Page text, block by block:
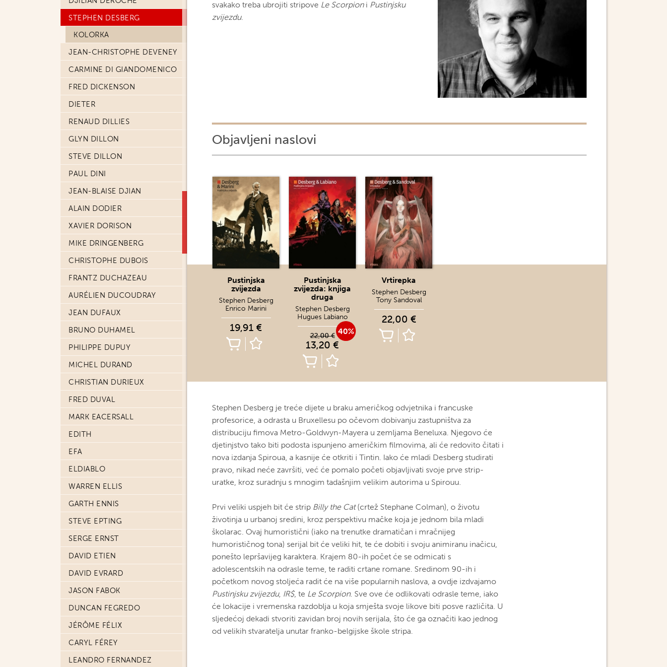
STEPHEN DESBERG
KOLORKA
JEAN-CHRISTOPHE DEVENEY
CARMINE DI GIANDOMENICO
FRED DICKENSON
DIETER
RENAUD DILLIES
GLYN DILLON
STEVE DILLON
PAUL DINI
JEAN-BLAISE DJIAN
ALAIN DODIER
XAVIER DORISON
MIKE DRINGENBERG
CHRISTOPHE DUBOIS
FRANTZ DUCHAZEAU
AURÉLIEN DUCOUDRAY
JEAN DUFAUX
BRUNO DUHAMEL
PHILIPPE DUPUY
MICHEL DURAND
CHRISTIAN DURIEUX
FRED DUVAL
MARK EACERSALL
EDITH
EFA
ELDIABLO
WARREN ELLIS
GARTH ENNIS
STEVE EPTING
SERGE ERNST
DAVID ETIEN
DAVID EVRARD
JASON FABOK
DUNCAN FEGREDO
JÉRÔME FÉLIX
CARYL FÉREY
LEANDRO FERNANDEZ
svakako treba ubrojiti stripove Le Scorpioni Pustinjsku
zvijezdu.
Objavljeni naslovi
Pustinjska
zvijezda
Stephen Desberg
Enrico Marini
19,91 €
Pustinjska
zvijezda: knjiga
druga
Stephen Desberg
Hugues Labiano
40%
22,00 €
13,20 €
Vrtirepka
Stephen Desberg
Tony Sandoval
22,00 €
Stephen Desberg je treće dijete u braku američkog odvjetnika i francuske
profesorice, a odrasta u Bruxellesu po očevom dobivanju zastupništva za
distribuciju fimova Metro-Goldwyn-Mayera u zemljama Beneluxa. Njegovo će
djetinjstvo tako biti podosta ispunjeno američkim filmovima, ali će redovito čitati i
nova izdanja Spiroua, a kasnije će otkriti i Tintin. Iako će mladi Desberg studirati
pravo, nikad neće završiti, već će pomalo početi objavljivati svoje prve strip-
uratke, kroz suradnju s mnogim tadašnjim velikim autorima u Spirouu.
Prvi veliki uspjeh bit će strip Billy the Cat(crtež Stephane Colman), o životu
životinja u urbanoj sredini, kroz perspektivu mačke koja je jednom bila mladi
školarac. Ovaj humoristični (iako na trenutke dramatičan i mračnijeg
humorističnog tona) serijal bit će veliki hit, te će dobiti i svoju animiranu inačicu,
ponešto lepršavijeg karaktera. Krajem 80-ih počet će se odmicati s
adolescentskih na odrasle teme, te raditi crtane romane. Sredinom 90-ih i
početkom novog stoljeća radit će na više popularnih naslova, a ovdje izdvajamo
Pustinjsku zvijezdu, IR$, te Le Scorpion. Sve ove će odlikovati odrasle teme, iako
će lokacije i vremenska razdoblja u koja smješta svoje likove biti posve različita. U
sljedećoj dekadi stvoriti zavidan broj novih serijala, što će ga označiti kao jednog
od velikih stvaratelja unutar franko-belgijske škole stripa.